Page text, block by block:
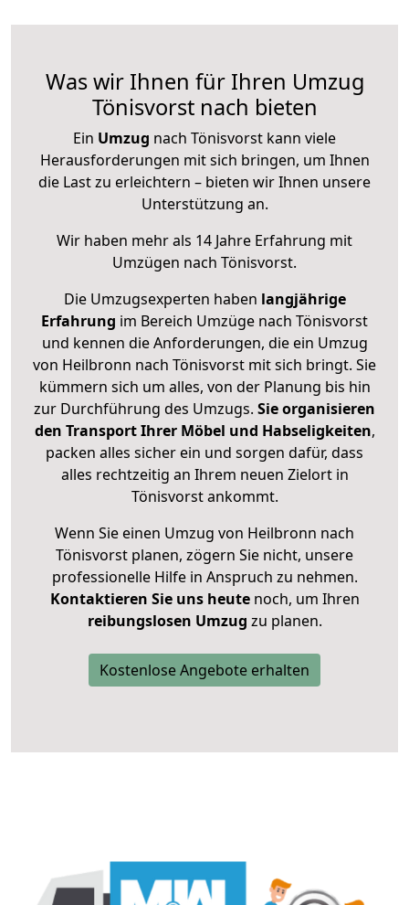
Was wir Ihnen für Ihren Umzug
Tönisvorst nach bieten
Ein Umzug nach Tönisvorst kann viele
Herausforderungen mit sich bringen, um Ihnen
die Last zu erleichtern – bieten wir Ihnen unsere
Unterstützung an.
Wir haben mehr als 14 Jahre Erfahrung mit
Umzügen nach Tönisvorst.
Die Umzugsexperten haben langjährige
Erfahrung im Bereich Umzüge nach Tönisvorst
und kennen die Anforderungen, die ein Umzug
von Heilbronn nach Tönisvorst mit sich bringt. Sie
kümmern sich um alles, von der Planung bis hin
zur Durchführung des Umzugs. Sie organisieren
den Transport Ihrer Möbel und Habseligkeiten,
packen alles sicher ein und sorgen dafür, dass
alles rechtzeitig an Ihrem neuen Zielort in
Tönisvorst ankommt.
Wenn Sie einen Umzug von Heilbronn nach
Tönisvorst planen, zögern Sie nicht, unsere
professionelle Hilfe in Anspruch zu nehmen.
Kontaktieren Sie uns heutenoch, um Ihren
reibungslosen Umzug zu planen.
Kostenlose Angebote erhalten